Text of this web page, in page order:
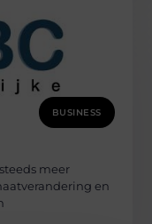
BUSINESS
meer
en